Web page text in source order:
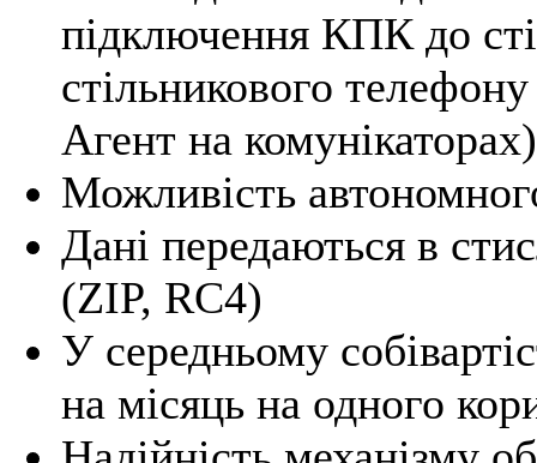
підключення КПК до
стільникового
Агент на комунікаторах)
Можливість
Дані передаються в
(ZIP, RC4)
У середньому
на місяць на одного